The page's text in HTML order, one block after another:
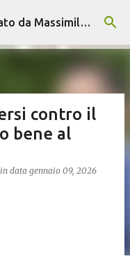
Sport Magazine News ...ideato da Massimiliano Alvino
contro il
bene al
in data gennaio 09, 2026